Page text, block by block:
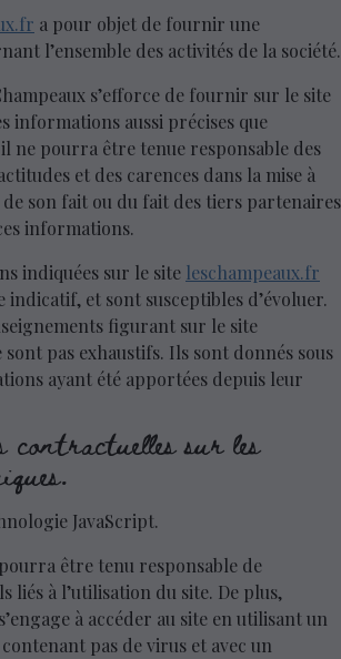
a pour objet de fournir une
l’ensemble des activités de la société.
s’efforce de fournir sur le site
informations aussi précises que
ne pourra être tenue responsable des
et des carences dans la mise à
de son fait ou du fait des tiers partenaires
informations.
indiquées sur le site leschampeaux.fr
indicatif, et sont susceptibles d’évoluer.
figurant sur le site
sont pas exhaustifs. Ils sont donnés sous
ayant été apportées depuis leur
sur les
JavaScript.
être tenu responsable de
liés à l’utilisation du site. De plus,
à accéder au site en utilisant un
pas de virus et avec un